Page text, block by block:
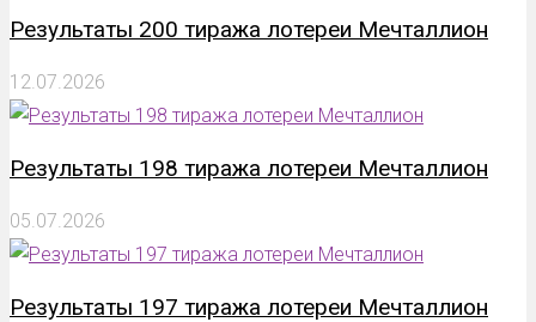
Результаты 200 тиража лотереи Мечталлион
12.07.2026
Результаты 198 тиража лотереи Мечталлион
05.07.2026
Результаты 197 тиража лотереи Мечталлион